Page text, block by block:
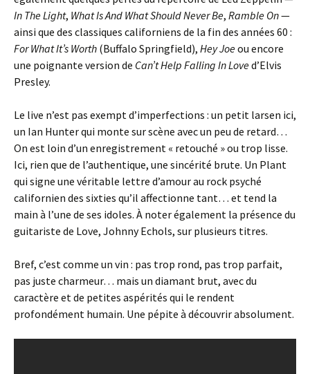
In The Light, What Is And What Should Never Be, Ramble On—
ainsi que des classiques californiens de la fin des années 60 :
For What It’s Worth (Buffalo Springfield), Hey Joeou encore
une poignante version de Can’t Help Falling In Loved’Elvis
Presley.
Le live n’est pas exempt d’imperfections : un petit larsen ici,
un Ian Hunter qui monte sur scène avec un peu de retard…
On est loin d’un enregistrement « retouché » ou trop lisse.
Ici, rien que de l’authentique, une sincérité brute. Un Plant
qui signe une véritable lettre d’amour au rock psyché
californien des sixties qu’il affectionne tant… et tend la
main à l’une de ses idoles. À noter également la présence du
guitariste de Love, Johnny Echols, sur plusieurs titres.
Bref, c’est comme un vin : pas trop rond, pas trop parfait,
pas juste charmeur… mais un diamant brut, avec du
caractère et de petites aspérités qui le rendent
profondément humain. Une pépite à découvrir absolument.